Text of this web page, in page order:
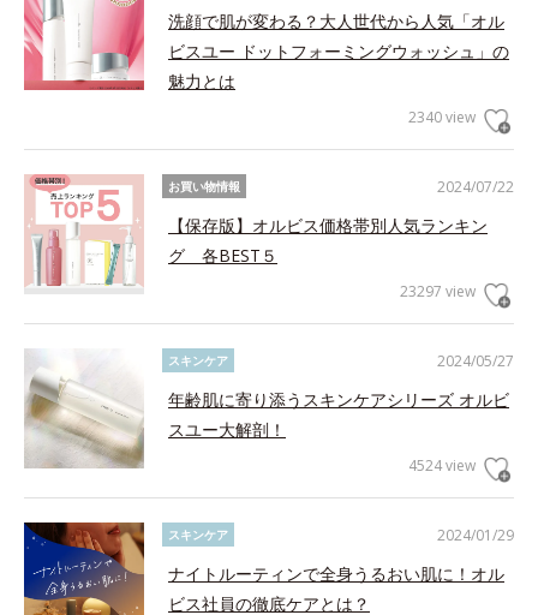
洗顔で肌が変わる？大人世代から人気「オル
ビスユー ドットフォーミングウォッシュ」の
魅力とは
2340 view
2024/07/22
お買い物情報
【保存版】オルビス価格帯別人気ランキン
グ 各BEST５
23297 view
2024/05/27
スキンケア
年齢肌に寄り添うスキンケアシリーズ オルビ
スユー大解剖！
4524 view
2024/01/29
スキンケア
ナイトルーティンで全身うるおい肌に！オル
ビス社員の徹底ケアとは？